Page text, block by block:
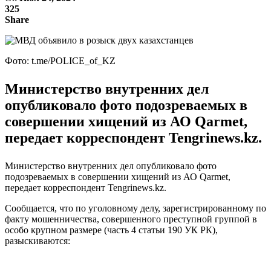
325
Share
Фото: t.me/POLICE_of_KZ
Министерство внутренних дел
опубликовало фото подозреваемых в
совершении хищений из АО Qarmet,
передает корреспондент Tengrinews.kz.
Министерство внутренних дел опубликовало фото
подозреваемых в совершении хищений из АО Qarmet,
передает корреспондент Tengrinews.kz.
Сообщается, что по уголовному делу, зарегистрированному по
факту мошенничества, совершенного преступной группой в
особо крупном размере (часть 4 статьи 190 УК РК),
разыскиваются: